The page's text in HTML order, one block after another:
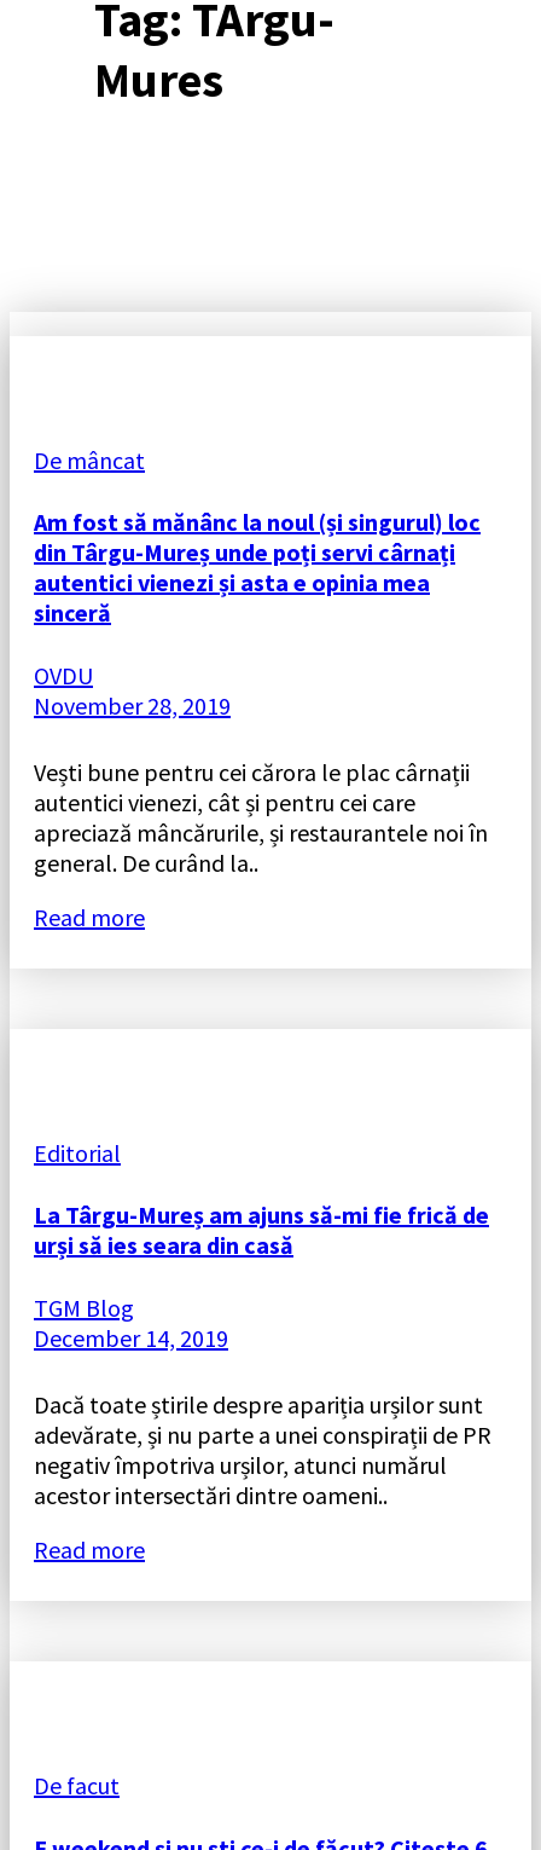
Tag: TArgu-
Mures
De mâncat
Am fost să mănânc la noul (și singurul) loc
din Târgu-Mureș unde poți servi cârnați
autentici vienezi și asta e opinia mea
sinceră
OVDU
November 28, 2019
Vești bune pentru cei cărora le plac cârnații
autentici vienezi, cât și pentru cei care
apreciază mâncărurile, și restaurantele noi în
general. De curând la..
Read more
Editorial
La Târgu-Mureș am ajuns să-mi fie frică de
urși să ies seara din casă
TGM Blog
December 14, 2019
Dacă toate știrile despre apariția urșilor sunt
adevărate, și nu parte a unei conspirații de PR
negativ împotriva urșilor, atunci numărul
acestor intersectări dintre oameni..
Read more
De facut